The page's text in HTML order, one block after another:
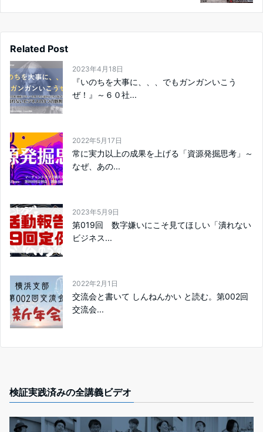
Related Post
2023年4月18日
『いのちを大事に、、、でもガンガンいこう
ぜ！』～６０社...
2022年5月17日
常に実力以上の成果を上げる「資源発掘思考」～
なぜ、あの...
2023年5月9日
第019回 数字嫌いにこそ見てほしい「潰れない
ビジネス...
2022年2月1日
交流会と書いて しんねんかい と読む。第002回
交流会...
検証実践済みの全講義ビデオ